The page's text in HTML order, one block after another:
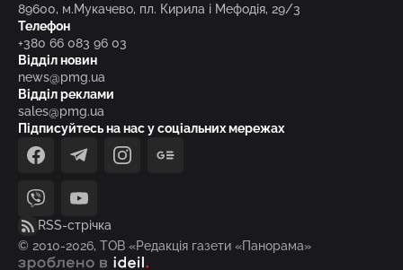
89600, м.Мукачево, пл. Кирила і Мефодія, 29/3
Телефон
+380 66 083 96 03
Відділ новин
news@pmg.ua
Відділ реклами
sales@pmg.ua
Підписуйтесь на нас у соціальних мережах
facebooktelegraminstagramgoogle_news
viber
youtube
RSS-стрічка
© 2010-2026, ТОВ «Редакція газети «Панорама»
зроблено в ideil.